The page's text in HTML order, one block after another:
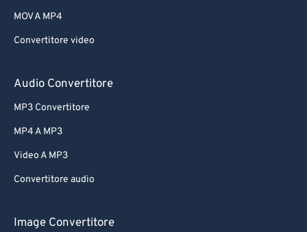
MOV A MP4
Convertitore video
Audio Convertitore
MP3 Convertitore
MP4 A MP3
Video A MP3
Convertitore audio
Image Convertitore